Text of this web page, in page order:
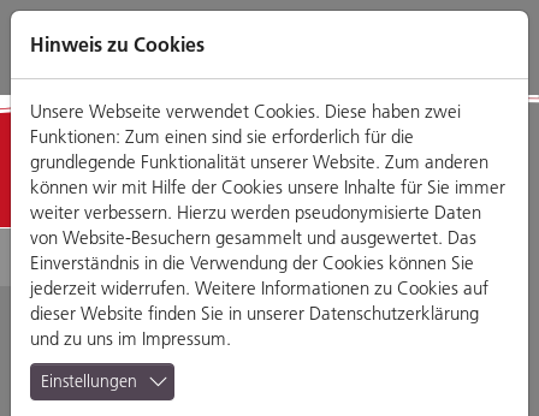
Direkt
zum
Zum
Hauptmenü
Zum
Footermenü
Zur
Website-
Geschäfte
Optik Güßbacher
Hinweis zu Cookies
Unsere Webseite verwendet Cookies. Diese haben zwei
Funktionen: Zum einen sind sie erforderlich für die
grundlegende Funktionalität unserer Website. Zum anderen
können wir mit Hilfe der Cookies unsere Inhalte für Sie immer
weiter verbessern. Hierzu werden pseudonymisierte Daten
von Website-Besuchern gesammelt und ausgewertet. Das
Einverständnis in die Verwendung der Cookies können Sie
jederzeit widerrufen. Weitere Informationen zu Cookies auf
dieser Website finden Sie in unserer Datenschutzerklärung
und zu uns im Impressum.
Einstellungen